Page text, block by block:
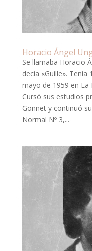
Horacio Ángel
Se llamaba Horacio
decía «Guille». Tenía
mayo de 1959 en La
Cursó sus estudios
Gonnet y continuó
Normal Nº 3,...